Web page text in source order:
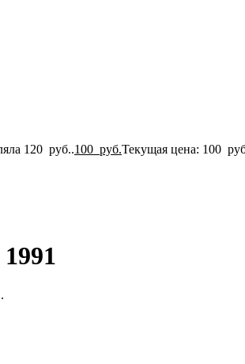
120 руб..100 руб.Текущая цена: 100